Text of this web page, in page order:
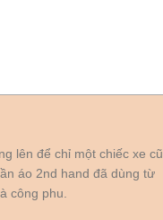
lên để chỉ một chiếc xe cũ,
áo 2nd hand đã dùng từ
công phu.